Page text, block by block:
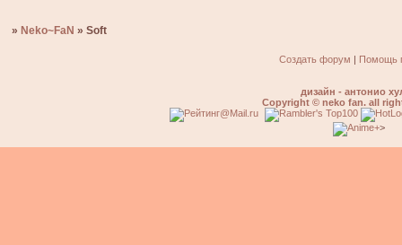
» Neko~FaN »Soft
Создать форум | Помощь
дизайн - антонио
Copyright © neko fan. all
>